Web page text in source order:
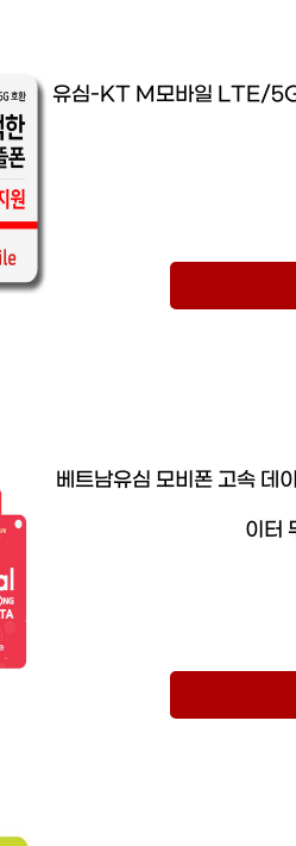
유심-KT M모바일 LTE/
베트남유심 모비폰 고속 데
이터